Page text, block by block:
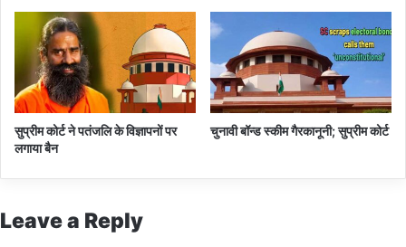
ए
के
ढ़ा
य
ह
का
न
सुप्रीम कोर्ट ने पतंजलि के विज्ञापनों पर
लगाया बैन
चुनावी बॉन्ड स्कीम गैरकानूनी; सुप्रीम कोर्ट
Leave a Reply